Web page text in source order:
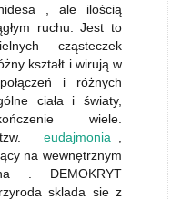
, ale ilością
ruchu. Jest to
cząsteczek
kształt i wirują w
i różnych
ciała i światy,
wiele.
tzw. eudajmonia
na wewnętrznym
. DEMOKRYT
sklada sie z